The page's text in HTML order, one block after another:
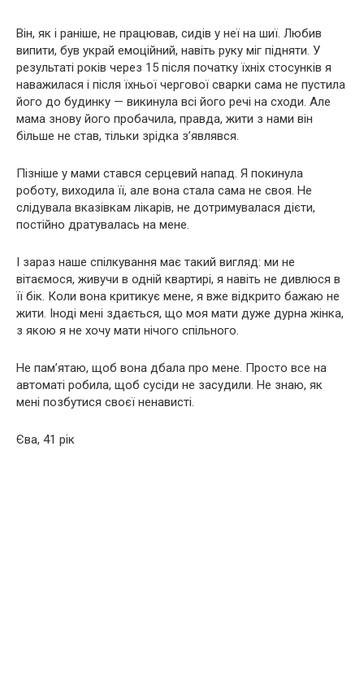
Він, як і раніше, не працював, сидів у неї на шиї. Любив
випити, був украй емоційний, навіть руку міг підняти. У
результаті років через 15 після початку їхніх стосунків я
наважилася і після їхньої чергової сварки сама не пустила
його до будинку — викинула всі його речі на сходи. Але
мама знову його пробачила, правда, жити з нами він
більше не став, тільки зрідка з’являвся.
Пізніше у мами стався серцевий напад. Я покинула
роботу, виходила її, але вона стала сама не своя. Не
слідувала вказівкам лікарів, не дотримувалася дієти,
постійно дратувалась на мене.
І зараз наше спілкування має такий вигляд: ми не
вітаємося, живучи в одній квартирі, я навіть не дивлюся в
її бік. Коли вона критикує мене, я вже відкрито бажаю не
жити. Іноді мені здається, що моя мати дуже дурна жінка,
з якою я не хочу мати нічого спільного.
Не пам’ятаю, щоб вона дбала про мене. Просто все на
автоматі робила, щоб сусіди не засудили. Не знаю, як
мені позбутися своєї ненависті.
Єва, 41 рік